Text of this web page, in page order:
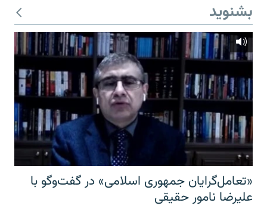
بشنوید
«تعامل‌گرایان جمهوری اسلامی» در گفت‌وگو با
علیرضا نامور حقیقی